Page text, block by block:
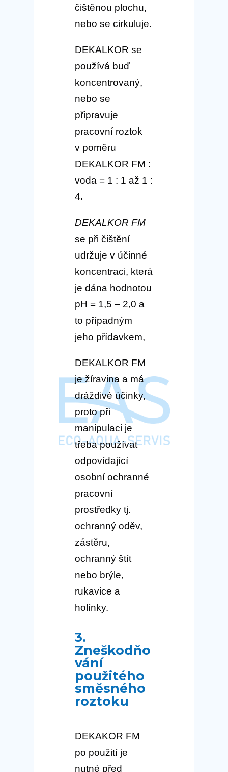
čištěnou plochu,
nebo se cirkuluje.
DEKALKOR se
používá buď
koncentrovaný,
nebo se
připravuje
pracovní roztok
v poměru
DEKALKOR FM :
voda = 1 : 1 až 1 :
4.
DEKALKOR FM
se při čištění
udržuje v účinné
koncentraci, která
je dána hodnotou
pH = 1,5 – 2,0 a
to případným
jeho přídavkem,
DEKALKOR FM
je žíravina a má
dráždivé účinky,
proto při
manipulaci je
třeba používat
odpovídající
osobní ochranné
pracovní
prostředky tj.
ochranný oděv,
zástěru,
ochranný štít
nebo brýle,
rukavice a
holínky.
3.
Zneškodňo
vání
použitého
směsného
roztoku
DEKAKOR FM
po použití je
nutné před